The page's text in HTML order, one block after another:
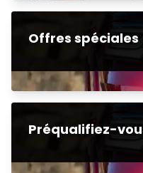
Offres spéciales
Préqualifiez-